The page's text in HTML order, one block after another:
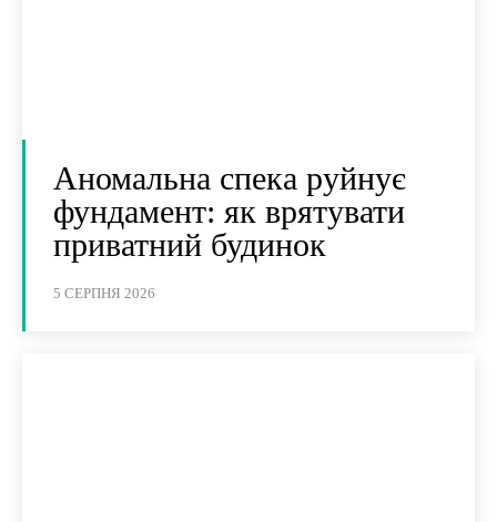
Аномальна спека руйнує
фундамент: як врятувати
приватний будинок
5 СЕРПНЯ 2026